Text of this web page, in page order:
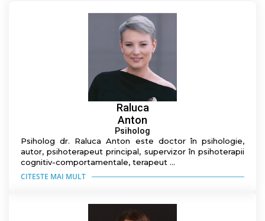
Raluca
Anton
Psiholog
Psiholog dr. Raluca Anton este doctor în psihologie,
autor, psihoterapeut principal, supervizor în psihoterapii
cognitiv-comportamentale, terapeut ...
CITESTE MAI MULT